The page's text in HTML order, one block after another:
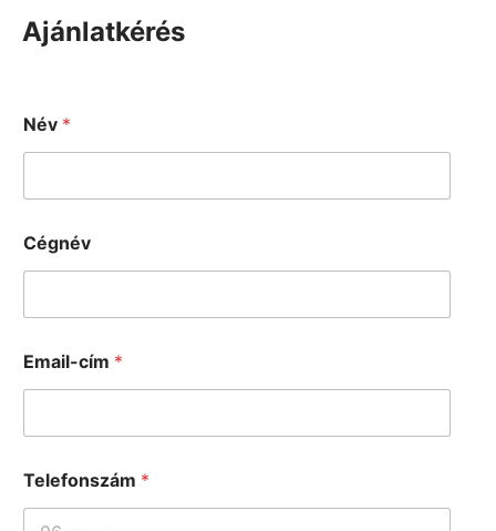
Ajánlatkérés
Név *
Cégnév
Email-cím *
Telefonszám *